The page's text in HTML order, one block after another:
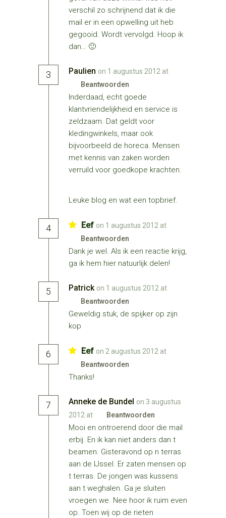
verschil zo schrijnend dat ik die
mail er in een opwelling uit heb
gegooid. Wordt vervolgd. Hoop ik
dan… 🙂
3 Paulien on 1 augustus 2012 at
Beantwoorden
Inderdaad, echt goede
klantvriendelijkheid en service is
zeldzaam. Dat geldt voor
kledingwinkels, maar ook
bijvoorbeeld de horeca. Mensen
met kennis van zaken worden
verruild voor goedkope krachten.
Leuke blog en wat een topbrief.
4 Eef on 1 augustus 2012 at
Beantwoorden
Dank je wel. Als ik een reactie krijg,
ga ik hem hier natuurlijk delen!
5 Patrick on 1 augustus 2012 at
Beantwoorden
Geweldig stuk, de spijker op zijn
kop
6 Eef on 2 augustus 2012 at
Beantwoorden
Thanks!
7 Anneke de Bundel on 3 augustus
2012 at
Beantwoorden
Mooi en ontroerend door die mail
erbij. En ik kan niet anders dan t
beamen. Gisteravond op n terras
aan de IJssel. Er zaten mensen op
t terras. De jongen was kussens
aan t weghalen. Ga je sluiten
vroegen we. Nee hoor ik ruim even
op. Toen wij op de rieten